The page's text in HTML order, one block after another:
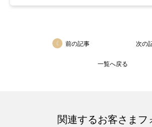
前の記事
一覧へ戻る
次の
関連するお客さまフ